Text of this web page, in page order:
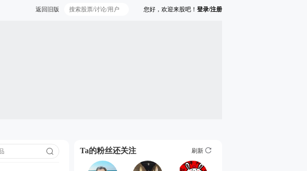
您好，欢迎来股吧！ 登录/注册
返回旧版
Ta的粉丝还关注 刷新